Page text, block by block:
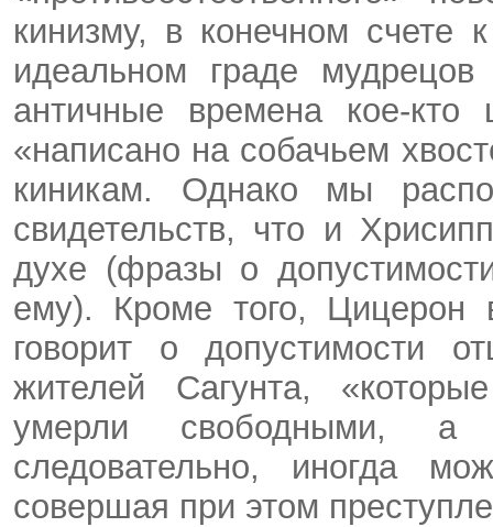
кинизму, в конечном счете
идеальном граде
античные времена кое-кто
«написано на собачьем
киникам. Однако мы
свидетельств, что и
духе (фразы о
ему). Кроме того, Цицерон
говорит о допустимости
жителей Сагунта,
умерли свободными,
следовательно, иногда
совершая при этом